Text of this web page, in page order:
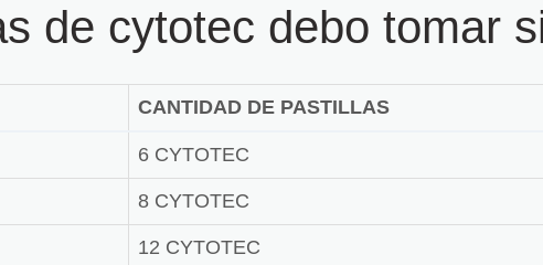
de cytotec debo tomar
CANTIDAD DE PASTILLAS
6 CYTOTEC
8 CYTOTEC
12 CYTOTEC